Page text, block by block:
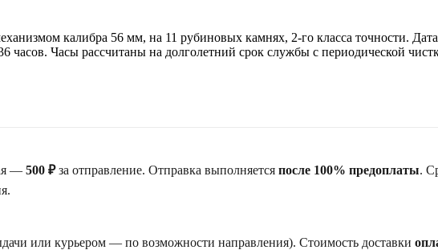
калибра 56 мм, на 11 рубиновых камнях, 2-го класса точности.
Часы рассчитаны на долголетний срок службы с периодической
— 500 ₽за отправление. Отправка выполняется после 100% предоплаты.
или курьером — по возможности направления). Стоимость доставки